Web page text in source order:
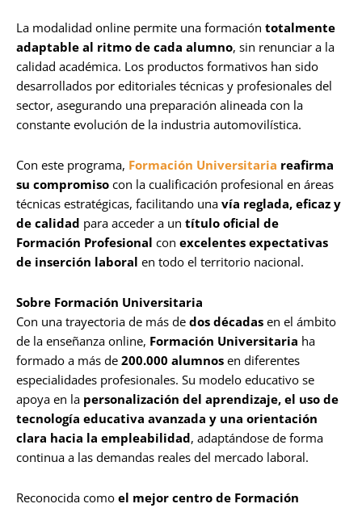
La modalidad online permite una formación totalmente
adaptable al ritmo de cada alumno, sin renunciar a la
calidad académica. Los productos formativos han sido
desarrollados por editoriales técnicas y profesionales del
sector, asegurando una preparación alineada con la
constante evolución de la industria automovilística.
Con este programa, Formación Universitaria reafirma
su compromiso con la cualificación profesional en áreas
técnicas estratégicas, facilitando una vía reglada, eficaz y
de calidad para acceder a un título oficial de
Formación Profesional con excelentes expectativas
de inserción laboral en todo el territorio nacional.
Sobre Formación Universitaria
Con una trayectoria de más de dos décadas en el ámbito
de la enseñanza online, Formación Universitaria ha
formado a más de 200.000 alumnos en diferentes
especialidades profesionales. Su modelo educativo se
apoya en la personalización del aprendizaje, el uso de
tecnología educativa avanzada y una orientación
clara hacia la empleabilidad, adaptándose de forma
continua a las demandas reales del mercado laboral.
Reconocida como el mejor centro de Formación